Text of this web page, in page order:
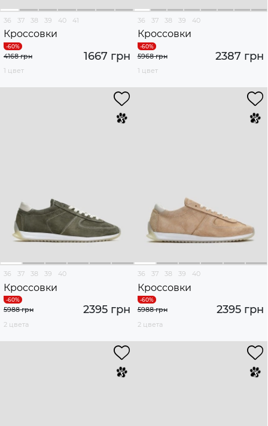
36 37 38 39 40 41
Кроссовки
1667 грн
4168 грн
1 цвет
36 37 38 39 40
Кроссовки
2387 грн
5968 грн
1 цвет
36 37 38 39 40
Кроссовки
2395 грн
5988 грн
2 цвета
36 37 38 39 40
Кроссовки
2395 грн
5988 грн
2 цвета